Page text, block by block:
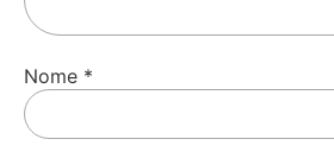
Nome *